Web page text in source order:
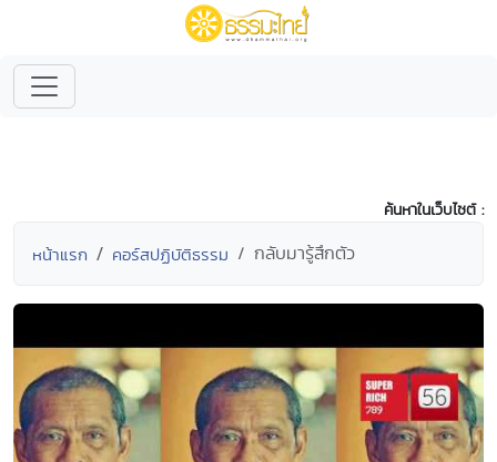
ค้นหาในเว็บไซต์ :
หน้าแรก คอร์สปฏิบัติธรรม กลับมารู้สึกตัว